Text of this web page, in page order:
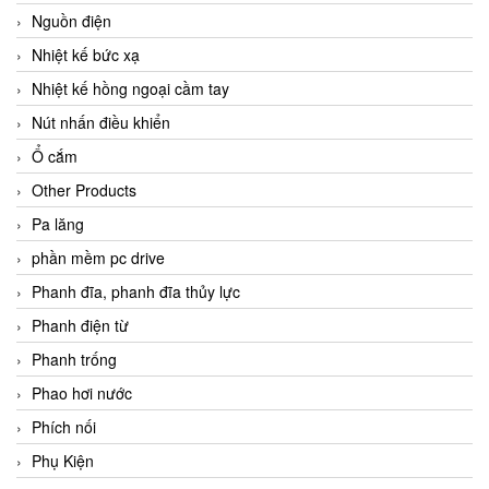
Nguồn điện
Nhiệt kế bức xạ
Nhiệt kế hồng ngoại cầm tay
Nút nhấn điều khiển
Ổ cắm
Other Products
Pa lăng
phần mềm pc drive
Phanh đĩa, phanh đĩa thủy lực
Phanh điện từ
Phanh trống
Phao hơi nước
Phích nối
Phụ Kiện